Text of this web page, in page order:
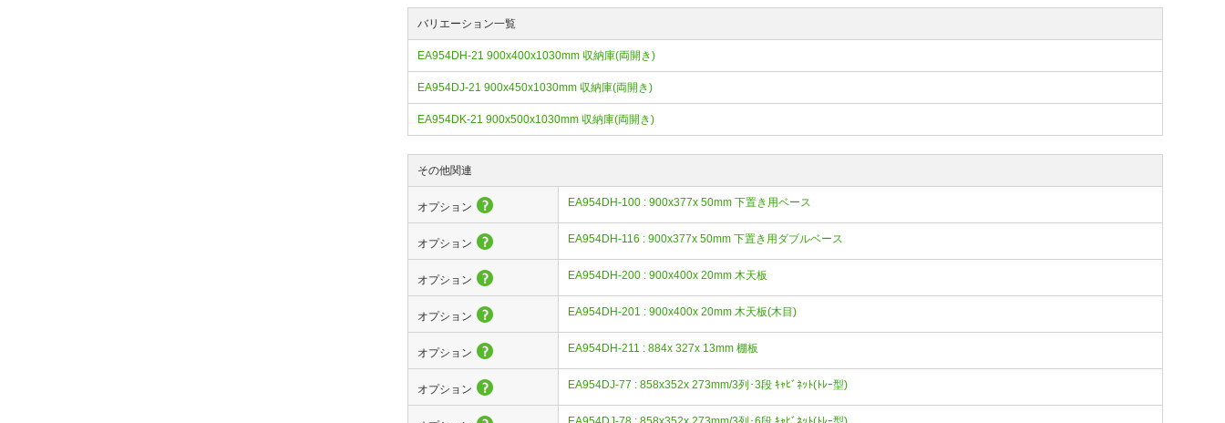
バリエーション一覧
EA954DH-21 900x400x1030mm 収納庫(両開き)
EA954DJ-21 900x450x1030mm 収納庫(両開き)
EA954DK-21 900x500x1030mm 収納庫(両開き)
その他関連
オプション EA954DH-100 : 900x377x 50mm 下置き用ベース
オプション EA954DH-116 : 900x377x 50mm 下置き用ダブルベース
オプション EA954DH-200 : 900x400x 20mm 木天板
オプション EA954DH-201 : 900x400x 20mm 木天板(木目)
オプション EA954DH-211 : 884x 327x 13mm 棚板
オプション EA954DJ-77 : 858x352x 273mm/3列･3段 ｷｬﾋﾞﾈｯﾄ(ﾄﾚｰ型)